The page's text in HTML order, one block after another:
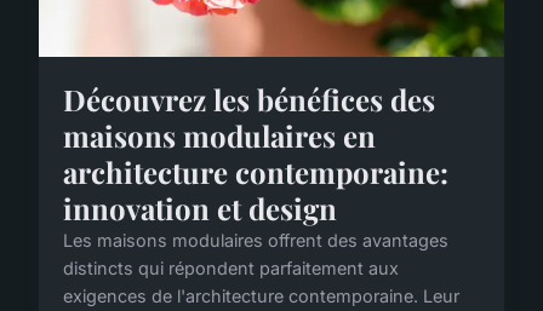
Découvrez les bénéfices des
maisons modulaires en
architecture contemporaine:
innovation et design
Les maisons modulaires offrent des avantages
distincts qui répondent parfaitement aux
exigences de l'architecture contemporaine. Leur